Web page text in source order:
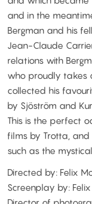
and in the
Bergman and his
Jean-Claude
relations with
who proudly takes
collected his
by Sjöström and
This is the perfect
films by Trotta,
such as the mystical
Directed by: Felix
Screenplay by: